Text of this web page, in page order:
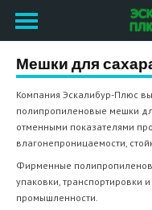
Мешки для
Компания Эскалибур-Плюс
полипропиленовые мешки
отменными показателями
влагонепроницаемости,
Фирменные
упаковки, транспортировки
промышленности.